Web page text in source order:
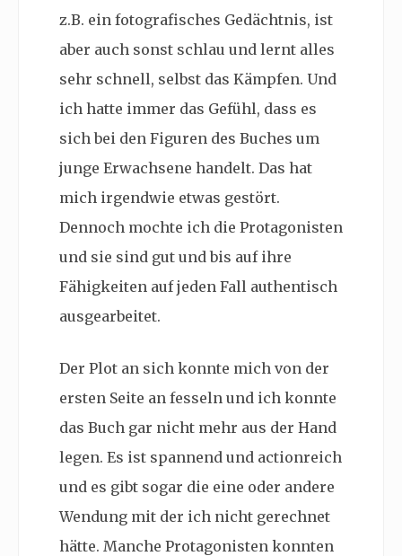
z.B. ein fotografisches Gedächtnis, ist
aber auch sonst schlau und lernt alles
sehr schnell, selbst das Kämpfen. Und
ich hatte immer das Gefühl, dass es
sich bei den Figuren des Buches um
junge Erwachsene handelt. Das hat
mich irgendwie etwas gestört.
Dennoch mochte ich die Protagonisten
und sie sind gut und bis auf ihre
Fähigkeiten auf jeden Fall authentisch
ausgearbeitet.
Der Plot an sich konnte mich von der
ersten Seite an fesseln und ich konnte
das Buch gar nicht mehr aus der Hand
legen. Es ist spannend und actionreich
und es gibt sogar die eine oder andere
Wendung mit der ich nicht gerechnet
hätte. Manche Protagonisten konnten